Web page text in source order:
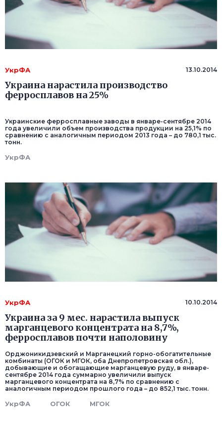
УкрФА 13.10.2014
Украина нарастила производство
ферросплавов на 25%
Украинские ферросплавные заводы в январе-сентябре 2014
года увеличили объем производства продукции на 25,1% по
сравнению с аналогичным периодом 2013 года – до 780,1 тыс.
тонн.
УкрФА
УкрФА 10.10.2014
Украина за 9 мес. нарастила выпуск
марганцевого концентрата на 8,7%,
ферросплавов почти наполовину
Орджоникидзевский и Марганецкий горно-обогатительные
комбинаты (ОГОК и МГОК, оба Днепропетровская обл.),
добывающие и обогащающие марганцевую руду, в январе-
сентябре 2014 года суммарно увеличили выпуск
марганцевого концентрата на 8,7% по сравнению с
аналогичным периодом прошлого года – до 852,1 тыс. тонн.
УкрФА ОГОК МГОК